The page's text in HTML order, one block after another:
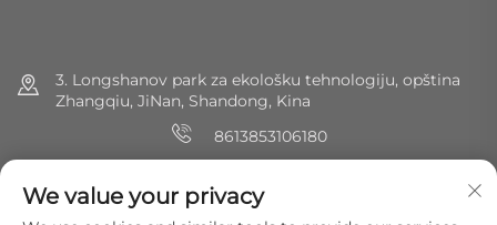
3. Longshanov park za ekološku tehnologiju, opština
Zhangqiu, JiNan, Shandong, Kina
8613853106180
[email protected]
We value your privacy